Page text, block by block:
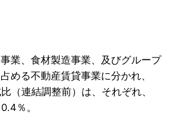
業、食材製造事業、及びグループ
める不動産賃貸事業に分かれ、
（連結調整前）は、 それぞれ、
％。